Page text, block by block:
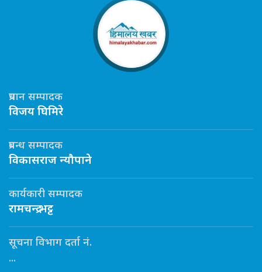
प्रधान सम्पादक
विजय घिमिरे
प्रबन्ध सम्पादक
विकासराज न्यौपाने
कार्यकारी सम्पादक
रामचन्द्र भट्ट
सूचना विभाग दर्ता नं.
...